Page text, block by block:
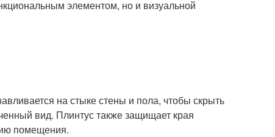
элементом, но и визуальной
на стыке стены и пола, чтобы скрыть
вид. Плинтус также защищает края
помещения.